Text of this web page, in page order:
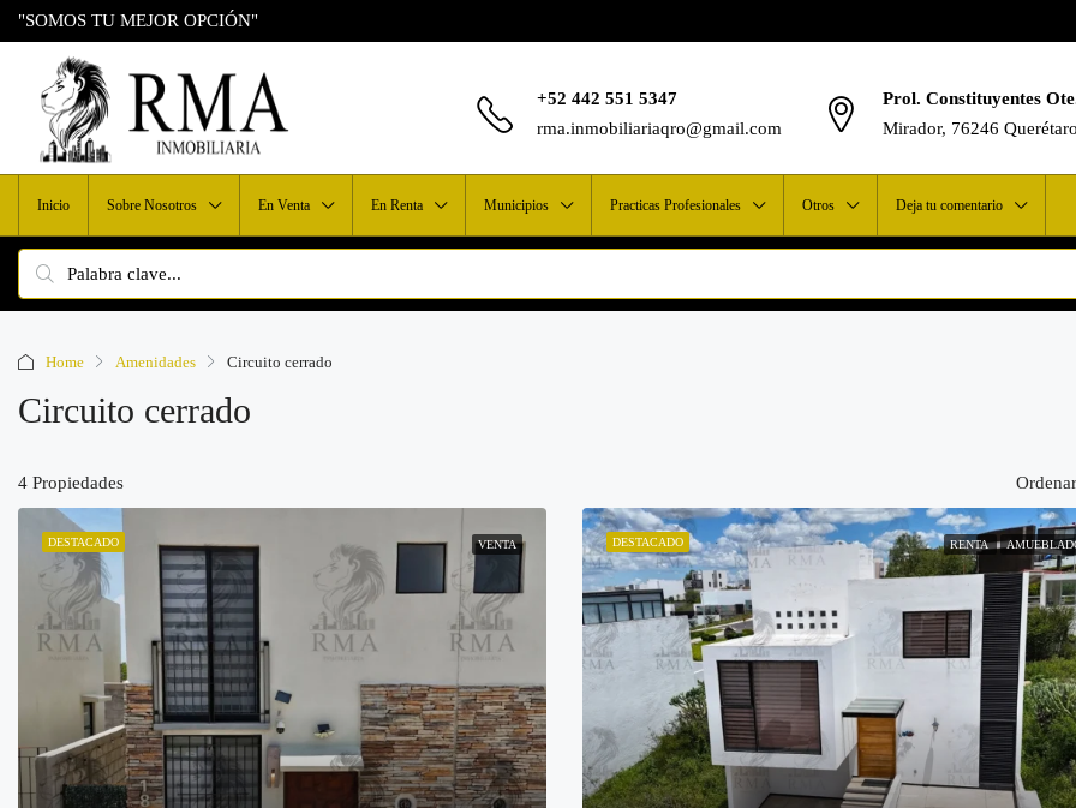
"SOMOS TU MEJOR OPCIÓN"
+52 442 551 5347
rma.inmobiliariaqro@gmail.com
Prol. Constituyentes
Mirador, 76246 Querétaro
Inicio Sobre Nosotros En Venta En Renta Municipios Practicas Profesionales Otros Deja tu comentario
Home Amenidades Circuito cerrado
Circuito cerrado
4 Propiedades
DESTACADO VENTA DESTACADO RENTA